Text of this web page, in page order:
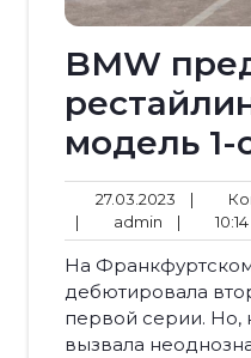
BMW
модель 1-
27.03.2023 |
| admin admin
| 10:14
На Франкфуртском
дебютировала
первой серии. Но,
вызвала